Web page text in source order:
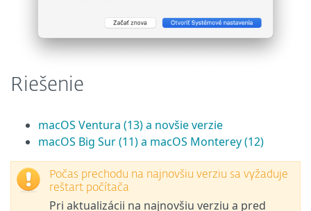
Riešenie
macOS Ventura (13) a novšie verzie
macOS Big Sur (11) a macOS Monterey (12)
Počas prechodu na najnovšiu verziu sa vyžaduje
reštart počítača
Pri aktualizácii na najnovšiu verziu a pred